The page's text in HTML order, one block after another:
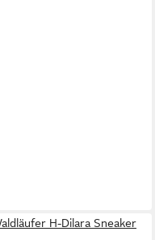
H-Dilara Sneaker